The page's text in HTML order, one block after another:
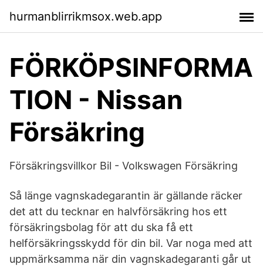
hurmanblirrikmsox.web.app
FÖRKÖPSINFORMA
TION - Nissan
Försäkring
Försäkringsvillkor Bil - Volkswagen Försäkring
Så länge vagnskadegarantin är gällande räcker
det att du tecknar en halvförsäkring hos ett
försäkringsbolag för att du ska få ett
helförsäkringsskydd för din bil. Var noga med att
uppmärksamma när din vagnskadegaranti går ut